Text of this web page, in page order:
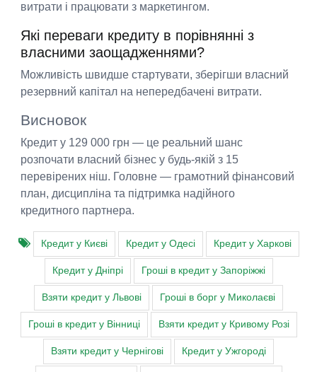
витрати і працювати з маркетингом.
Які переваги кредиту в порівнянні з
власними заощадженнями?
Можливість швидше стартувати, зберігши власний
резервний капітал на непередбачені витрати.
Висновок
Кредит у 129 000 грн — це реальний шанс
розпочати власний бізнес у будь-якій з 15
перевірених ніш. Головне — грамотний фінансовий
план, дисципліна та підтримка надійного
кредитного партнера.
Кредит у Києві Кредит у Одесі Кредит у Харкові
Кредит у Дніпрі Гроші в кредит у Запоріжжі
Взяти кредит у Львові Гроші в борг у Миколаєві
Гроші в кредит у Вінниці Взяти кредит у Кривому Розі
Взяти кредит у Чернігові Кредит у Ужгороді